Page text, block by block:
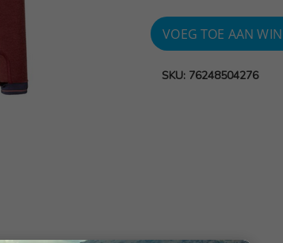
SKU: 76248504276